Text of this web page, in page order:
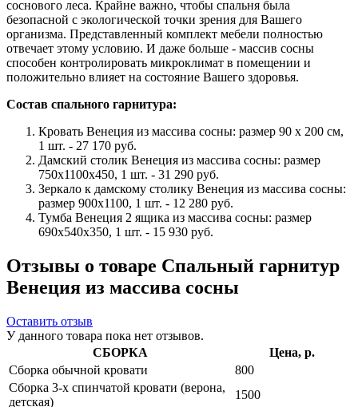
соснового леса. Крайне важно, чтобы спальня была
безопасной с экологической точки зрения для Вашего
организма. Представленный комплект мебели полностью
отвечает этому условию. И даже больше - массив сосны
способен контролировать микроклимат в помещении и
положительно влияет на состояние Вашего здоровья.
Состав спального гарнитура:
Кровать Венеция из массива сосны: размер 90 x 200 см,
1 шт. - 27 170 руб.
Дамский столик Венеция из массива сосны: размер
750x1100x450, 1 шт. - 31 290 руб.
Зеркало к дамскому столику Венеция из массива сосны:
размер 900х1100, 1 шт. - 12 280 руб.
Тумба Венеция 2 ящика из массива сосны: размер
690x540x350, 1 шт. - 15 930 руб.
Отзывы о товаре Спальный гарнитур
Венеция из массива сосны
Оставить отзыв
У данного товара пока нет отзывов.
СБОРКА
Цена, р.
Сборка обычной кровати
800
Сборка 3-х спинчатой кровати (верона,
детская)
1500